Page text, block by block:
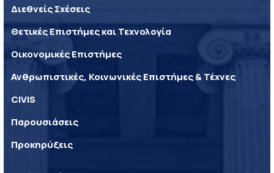
Διεθνείς Σχέσεις
Θετικές Επιστήμες και Τεχνολογία
Οικονομικές Επιστήμες
Ανθρωπιστικές, Κοινωνικές Επιστήμες & Τέχνες
CIVIS
Παρουσιάσεις
Προκηρύξεις